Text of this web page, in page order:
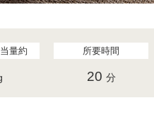
量約 所要時間
20 分